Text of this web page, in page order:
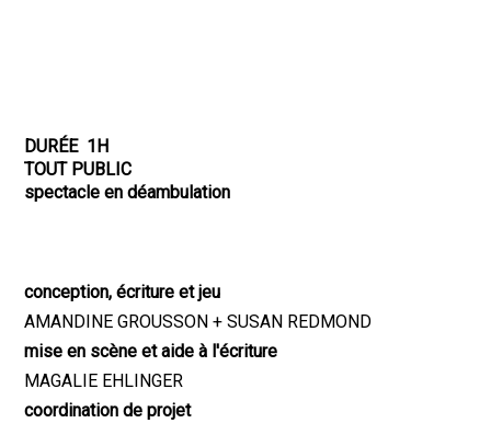
DURÉE 1H
TOUT PUBLIC
spectacle en déambulation
conception, écriture et jeu
AMANDINE GROUSSON + SUSAN REDMOND
mise en scène et aide à l'écriture
MAGALIE EHLINGER
coordination de projet